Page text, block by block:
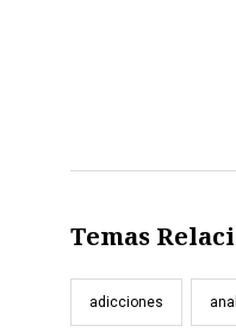
Temas
adicciones